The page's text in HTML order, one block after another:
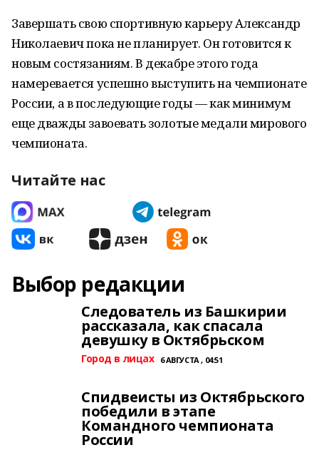
Завершать свою спортивную карьеру Александр
Николаевич пока не планирует. Он готовится к
новым состязаниям. В декабре этого года
намеревается успешно выступить на чемпионате
России, а в последующие годы — как минимум
еще дважды завоевать золотые медали мирового
чемпионата.
Читайте нас
Выбор редакции
Следователь из Башкирии
рассказала, как спасала
девушку в Октябрьском
Город в лицах 6 АВГУСТА , 04:51
Спидвеисты из Октябрьского
победили в этапе
Командного чемпионата
России